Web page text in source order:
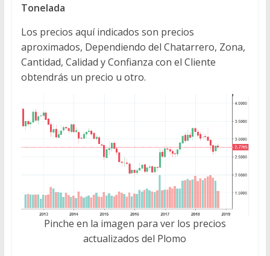
Tonelada
Los precios aquí indicados son precios
aproximados, Dependiendo del Chatarrero, Zona,
Cantidad, Calidad y Confianza con el Cliente
obtendrás un precio u otro.
Pinche en la imagen para ver los precios
actualizados del Plomo